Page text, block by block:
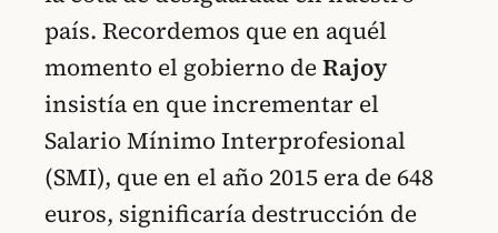
país. Recordemos que en aquél
momento el gobierno deRajoy
insistía en que incrementar el
Salario Mínimo Interprofesional
(SMI), que en el año 2015 era de 648
euros, significaría destrucción de